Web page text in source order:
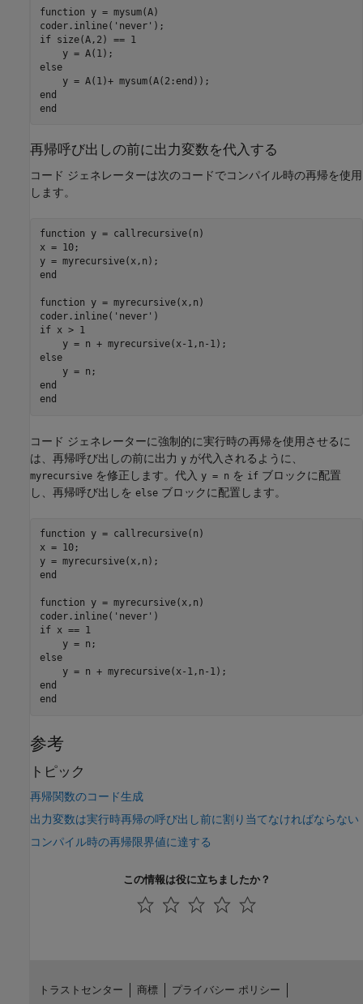
function y = mysum(A)
coder.inline( 'never'
if size(A,2) == 1
else
end
end
再帰呼び出しの前に出力変数を代入する
コード ジェネレーターは次のコードでコンパイル時の再帰を使用
します。
function y = callrecursive(n)
x = 10;
end
function y = myrecursive(x,n)
coder.inline( 'never'
if x > 1
else
end
end
コード ジェネレーターに強制的に実行時の再帰を使用させるに
は、再帰呼び出しの前に出力 y が代入されるように、
myrecursive を修正します。代入 y = n を if ブロックに配置
し、再帰呼び出しを else ブロックに配置します。
function y = callrecursive(n)
x = 10;
end
function y = myrecursive(x,n)
coder.inline( 'never'
if x == 1
else
end
end
参考
トピック
再帰関数のコード生成
出力変数は実行時再帰の呼び出し前に割り当てなければならない
コンパイル時の再帰限界値に達する
この情報は役に立ちましたか？
トラストセンター 商標 プライバシー ポリシー